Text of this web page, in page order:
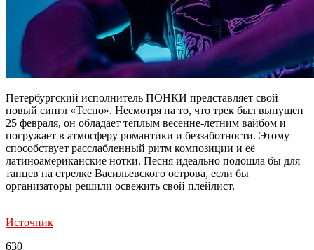
Петербургский исполнитель ПОНКИ представляет свой
новый сингл «Тесно». Несмотря на то, что трек был выпущен
25 февраля, он обладает тёплым весенне-летним вайбом и
погружает в атмосферу романтики и беззаботности. Этому
способствует расслабленный ритм композиции и её
латиноамериканские нотки. Песня идеально подошла бы для
танцев на стрелке Васильевского острова, если бы
организаторы решили освежить свой плейлист.
Источник
630